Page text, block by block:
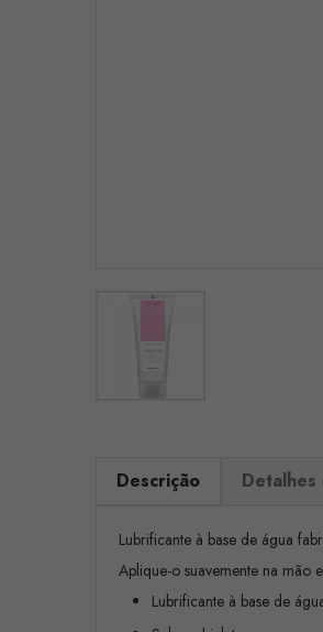
Descrição
Lubrificante à base de água
Aplique-o suavemente na mão
Lubrificante à base de